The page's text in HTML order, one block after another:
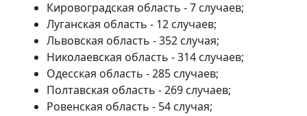
Кировоградская область - 7 случаев;
Луганская область - 12 случаев;
Львовская область - 352 случая;
Николаевская область - 314 случаев;
Одесская область - 285 случаев;
Полтавская область - 269 случаев;
Ровенская область - 54 случая;